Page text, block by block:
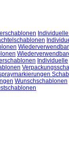
Individuelle
Wunschschablonen